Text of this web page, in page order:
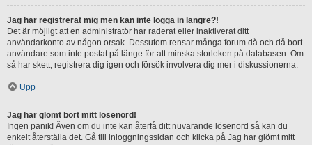
Jag har registrerat mig men kan inte logga in längre?!
Det är möjligt att en administratör har raderat eller inaktiverat ditt
användarkonto av någon orsak. Dessutom rensar många forum då och då bort
användare som inte postat på länge för att minska storleken på databasen. Om
så har skett, registrera dig igen och försök involvera dig mer i diskussionerna.
Upp
Jag har glömt bort mitt lösenord!
Ingen panik! Även om du inte kan återfå ditt nuvarande lösenord så kan du
enkelt återställa det. Gå till inloggningssidan och klicka på Jag har glömt mitt